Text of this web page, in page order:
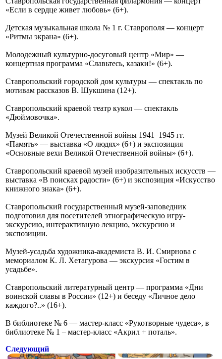
«Если в сердце живет любовь» (6+).
Детская музыкальная школа № 1 г. Ставрополя — концерт
«Ритмы экрана» (6+).
Молодежный культурно-досуговый центр «Мир» —
концертная программа «Славьтесь, казаки!» (6+).
Ставропольский городской дом культуры — спектакль по
мотивам рассказов В. Шукшина (12+).
Ставропольский краевой театр кукол — спектакль
«Дюймовочка».
Музей Великой Отечественной войны 1941–1945 гг.
«Память» — выставка «О людях» (6+) и экспозиция
«Основные вехи Великой Отечественной войны» (6+).
Ставропольский краевой музей изобразительных искусств —
выставка «В поисках радости» (6+) и экспозиция «Искусство
книжного знака» (6+).
Ставропольский государственный музей-заповедник
подготовил для посетителей этнографическую игру-
экскурсию, интерактивную лекцию, экскурсию и
экспозиции.
Музей-усадьба художника-академиста В. И. Смирнова с
мемориалом К. Л. Хетагурова — экскурсия «Гостим в
усадьбе».
Ставропольский литературный центр — программа «Дни
воинской славы в России» (12+) и беседу «Личное дело
каждого?..» (16+).
В библиотеке № 6 — мастер-класс «Рукотворные чудеса», в
библиотеке № 1 – мастер-класс «Акрил + поталь».
Следующий